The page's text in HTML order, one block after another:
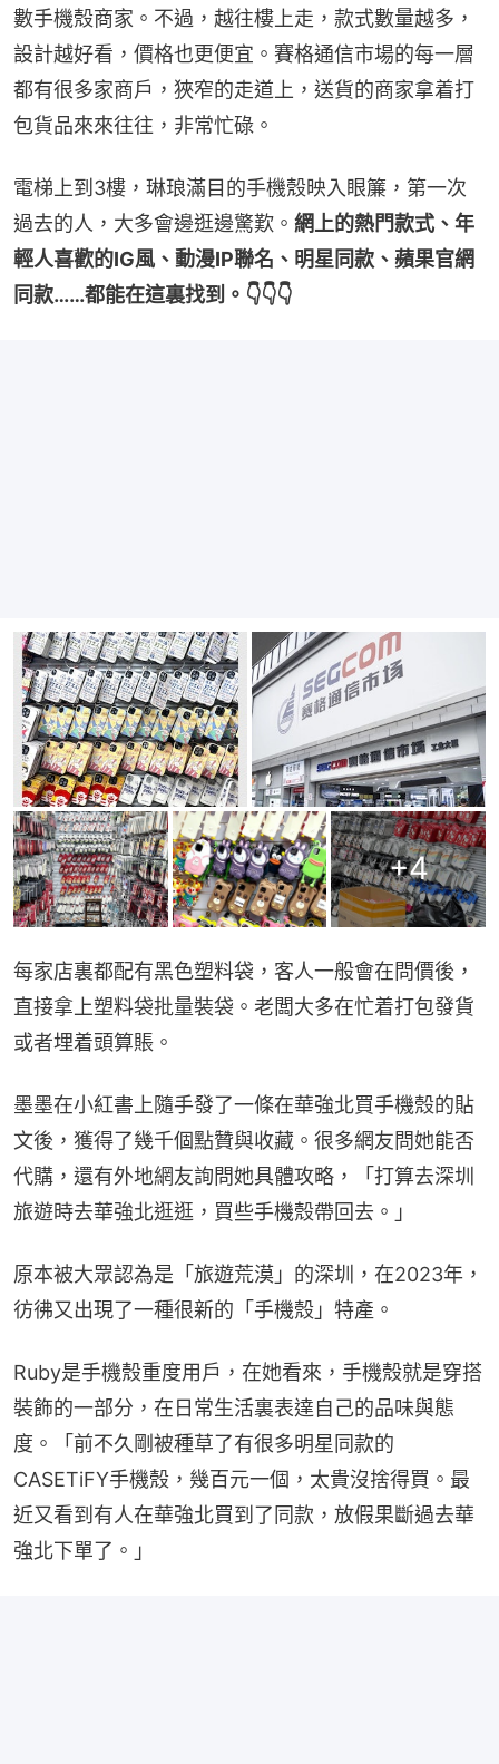
數手機殼商家。不過，越往樓上走，款式數量越多，
設計越好看，價格也更便宜。賽格通信市場的每一層
都有很多家商戶，狹窄的走道上，送貨的商家拿着打
包貨品來來往往，非常忙碌。
電梯上到3樓，琳琅滿目的手機殼映入眼簾，第一次
過去的人，大多會邊逛邊驚歎。 網上的熱門款式、年
輕人喜歡的IG風、動漫IP聯名、明星同款、蘋果官網
同款……都能在這裏找到。👇👇👇
+4
每家店裏都配有黑色塑料袋，客人一般會在問價後，
直接拿上塑料袋批量裝袋。老闆大多在忙着打包發貨
或者埋着頭算賬。
墨墨在小紅書上隨手發了一條在華強北買手機殼的貼
文後，獲得了幾千個點贊與收藏。很多網友問她能否
代購，還有外地網友詢問她具體攻略，「打算去深圳
旅遊時去華強北逛逛，買些手機殼帶回去。」
原本被大眾認為是「旅遊荒漠」的深圳，在2023年，
彷彿又出現了一種很新的「手機殼」特產。
Ruby是手機殼重度用戶，在她看來，手機殼就是穿搭
裝飾的一部分，在日常生活裏表達自己的品味與態
度。「前不久剛被種草了有很多明星同款的
CASETiFY手機殼，幾百元一個，太貴沒捨得買。最
近又看到有人在華強北買到了同款，放假果斷過去華
強北下單了。」